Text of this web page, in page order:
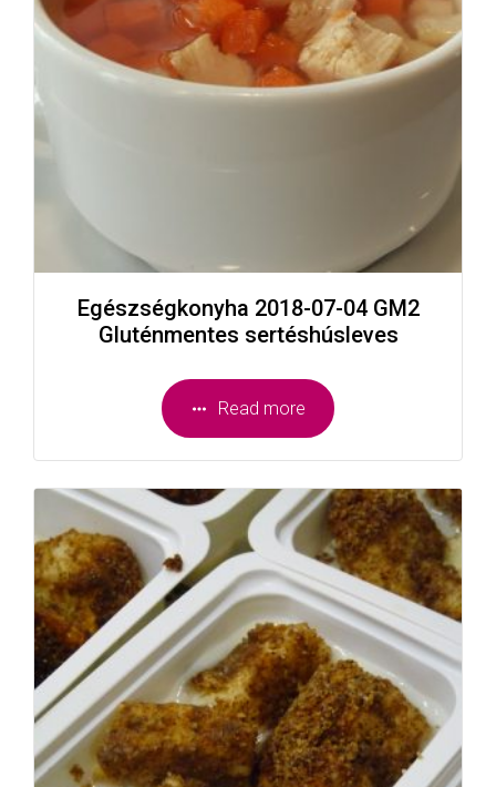
Egészségkonyha 2018-07-04 GM2
Gluténmentes sertéshúsleves
Read more